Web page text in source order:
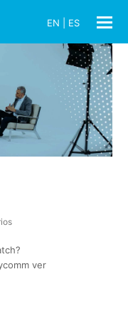
EN ES
ver